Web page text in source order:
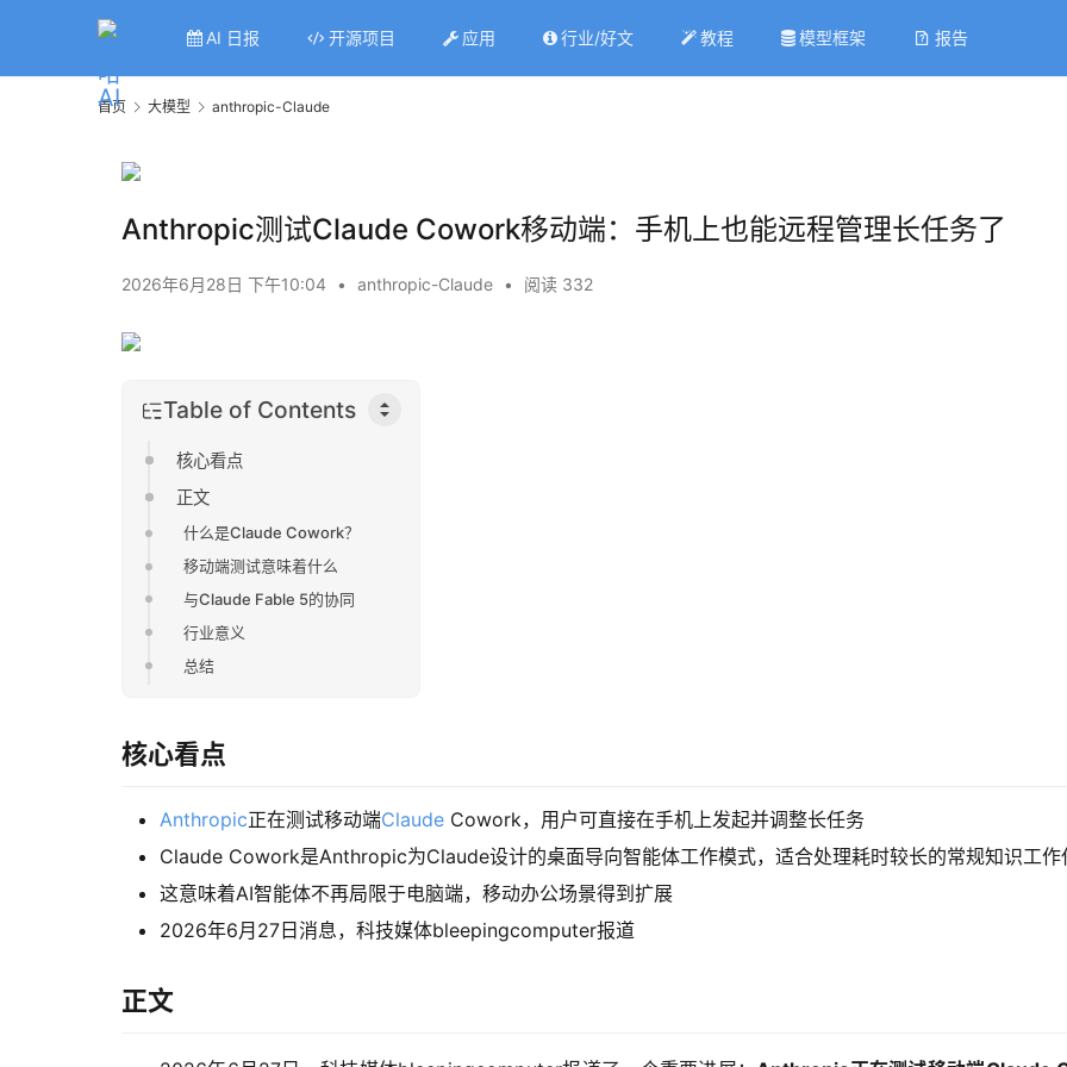
AI 日报 开源项目 应用 行业/好文 教程 模型框架 报告
首页 大模型 anthropic-Claude
Anthropic测试Claude Cowork移动端：手机上也能远程管理长任务了
2026年6月28日 下午10:04 • anthropic-Claude • 阅读 332
Table of Contents
核心看点
正文
什么是Claude Cowork？
移动端测试意味着什么
与Claude Fable 5的协同
行业意义
总结
核心看点
Anthropic正在测试移动端Claude Cowork，用户可直接在手机上发起并调整长任务
Claude Cowork是Anthropic为Claude设计的桌面导向智能体工作模式，适合处理耗时较长的常规知识工作
这意味着AI智能体不再局限于电脑端，移动办公场景得到扩展
2026年6月27日消息，科技媒体bleepingcomputer报道
正文